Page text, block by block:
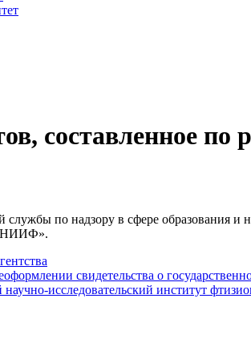
составленное по
по надзору в сфере образования и
НИИФ».
свидетельства о
исследовательский институт